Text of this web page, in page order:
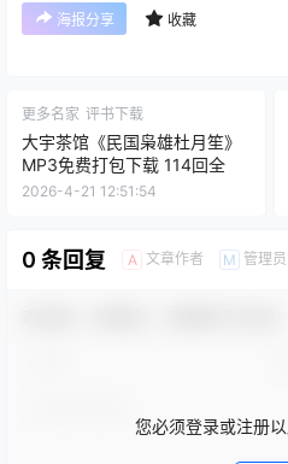
海报分享 收藏
更多名家 评书下载
大宇茶馆《民国枭雄杜月笙》
MP3免费打包下载 114回全
2026-4-21 12:51:54
0 条回复 A 文章作者 M 管理员
您必须登录或注册